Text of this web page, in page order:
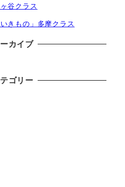
谷クラス
きもの」多摩クラス
カイブ
ゴリー